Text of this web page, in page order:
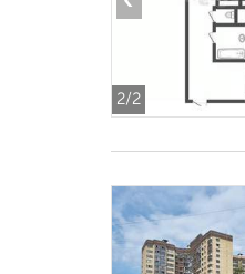
2/2